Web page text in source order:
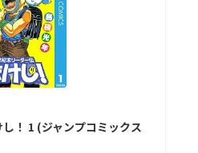
！ 1 (ジャンプコミックス